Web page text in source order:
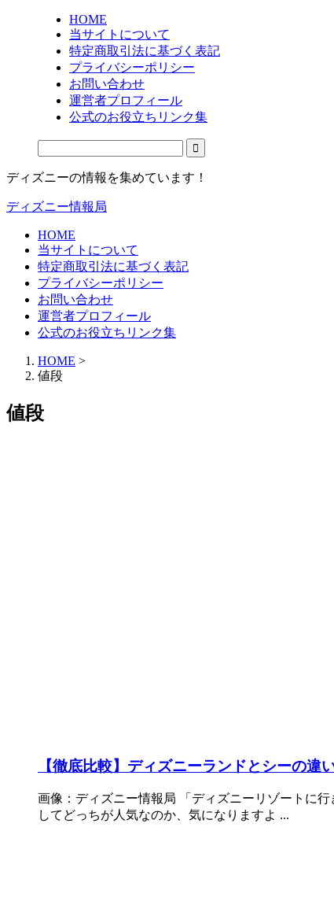
HOME
当サイトについて
特定商取引法に基づく表記
プライバシーポリシー
お問い合わせ
運営者プロフィール
公式のお役立ちリンク集
ディズニーの情報を集めています！
ディズニー情報局
HOME
当サイトについて
特定商取引法に基づく表記
プライバシーポリシー
お問い合わせ
運営者プロフィール
公式のお役立ちリンク集
HOME >
値段
値段
【徹底比較】ディズニーランドとシーの違
画像：ディズニー情報局 「ディズニーリゾートに
してどっちが人気なのか、気になりますよ ...